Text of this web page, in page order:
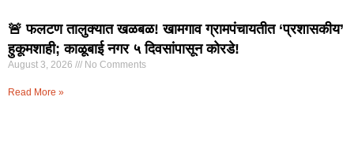
🚨 फलटण तालुक्यात खळबळ! खामगाव ग्रामपंचायतीत ‘प्रशासकीय’
हुकूमशाही; काळूबाई नगर ५ दिवसांपासून कोरडे!
August 3, 2026 No Comments
Read More »